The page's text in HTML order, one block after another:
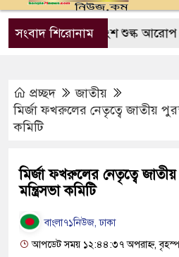
সংবাদ শিরোনাম
১০০ শতাংশ শুল্ক আরোপ করছেন
প্রচ্ছদ
জাতীয়
মির্জা ফখরুলের নেতৃত্বে জাতীয়
কমিটি
মির্জা ফখরুলের নেতৃত্বে জাতীয়
মন্ত্রিসভা কমিটি
বাংলা৭১নিউজ, ঢাকা
আপডেট সময় ১২:৪৪:৩৭ অপরাহ্ন,